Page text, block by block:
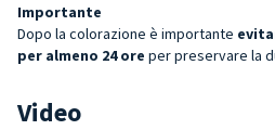
Importante
Dopo la colorazione è importante
per almeno 24 ore per preservare la
Video